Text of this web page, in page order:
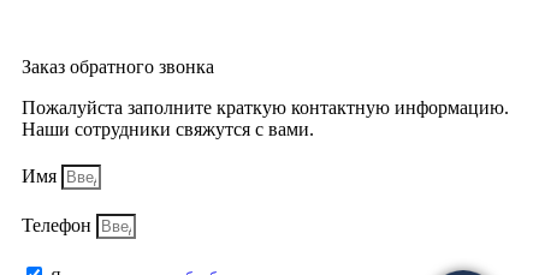
Заказ обратного звонка
Пожалуйста заполните краткую контактную информацию.
Наши сотрудники свяжутся с вами.
Имя
Телефон